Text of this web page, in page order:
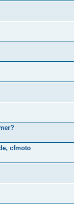
cfmoto